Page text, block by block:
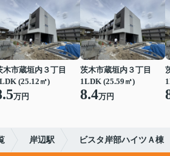
木市蔵垣内３丁目
(25.12㎡)
万円
茨木市蔵垣内３丁目
1LDK (25.59㎡)
8.4万円
岸辺駅 ビスタ岸部ハイツＡ棟